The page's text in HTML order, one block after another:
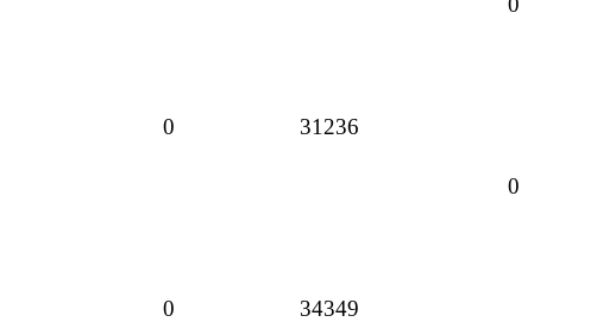
0 31236
0
0 34349